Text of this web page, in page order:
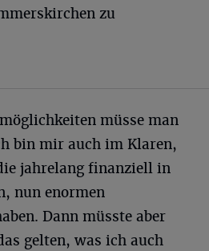
zu
müsse man
bin mir auch im Klaren,
jahrelang finanziell in
nun enormen
Dann müsste aber
gelten, was ich auch